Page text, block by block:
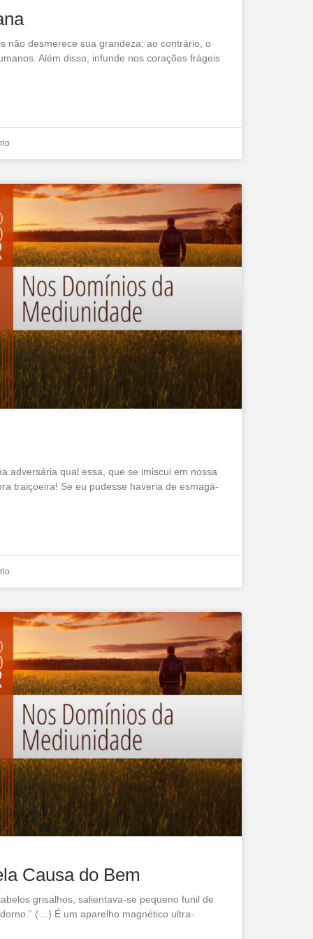
não desmerece sua grandeza; ao contrário, o
Além disso, infunde nos corações frágeis
adversária qual essa, que se imiscui em nossa
traiçoeira! Se eu pudesse haveria de esmagá-
Causa do Bem
grisalhos, salientava-se pequeno funil de
(…) É um aparelho magnético ultra-